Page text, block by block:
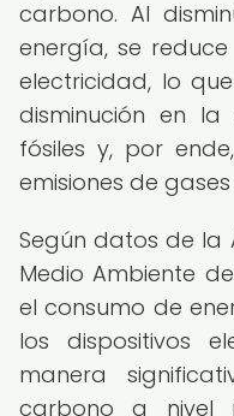
carbono. Al
energía, se
electricidad, lo
disminución en
fósiles y, por
emisiones de
Según datos de la
Medio Ambiente
el consumo de
los dispositivos
manera
carbono a nivel